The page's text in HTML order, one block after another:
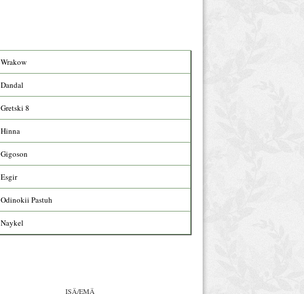
Wrakow
Dandal
Gretski 8
Hinna
Gigoson
Esgir
Odinokii Pastuh
Naykel
ISÄ/EMÄ